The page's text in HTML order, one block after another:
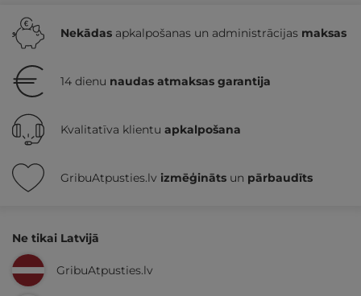
Nekādas apkalpošanas un administrācijas maksas
14 dienu naudas atmaksas garantija
Kvalitatīva klientu apkalpošana
GribuAtpusties.lv izmēģināts un pārbaudīts
Ne tikai Latvijā
GribuAtpusties.lv